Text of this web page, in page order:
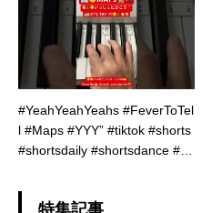
三宮,花時計前streetpiano/sinc
e 2007]
#YeahYeahYeahs #FeverToTel
l #Maps #YYY” #tiktok #shorts
#shortsdaily #shortsdance #ピ